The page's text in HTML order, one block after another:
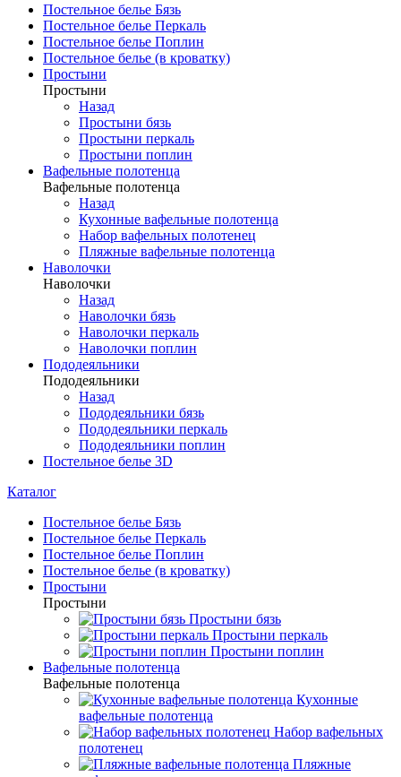
Постельное белье Бязь
Постельное белье Перкаль
Постельное белье Поплин
Постельное белье (в кроватку)
Простыни
Простыни
Назад
Простыни бязь
Простыни перкаль
Простыни поплин
Вафельные полотенца
Вафельные полотенца
Назад
Кухонные вафельные полотенца
Набор вафельных полотенец
Пляжные вафельные полотенца
Наволочки
Наволочки
Назад
Наволочки бязь
Наволочки перкаль
Наволочки поплин
Пододеяльники
Пододеяльники
Назад
Пододеяльники бязь
Пододеяльники перкаль
Пододеяльники поплин
Постельное белье 3D
Каталог
Постельное белье Бязь
Постельное белье Перкаль
Постельное белье Поплин
Постельное белье (в кроватку)
Простыни
Простыни
Простыни бязь
Простыни перкаль
Простыни поплин
Вафельные полотенца
Вафельные полотенца
Кухонные
вафельные полотенца
Набор вафельных
полотенец
Пляжные